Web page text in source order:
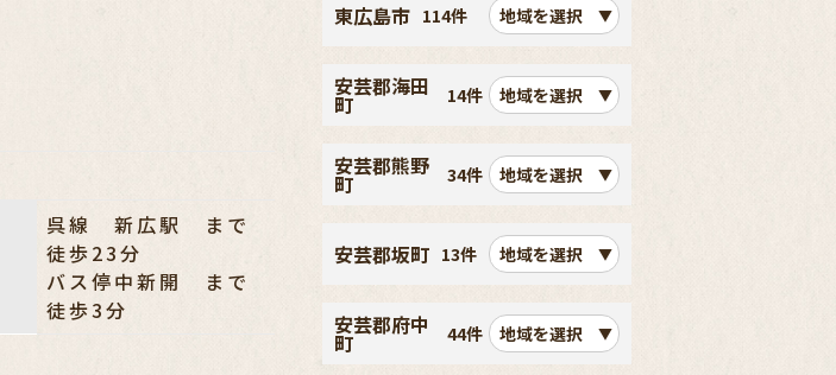
呉線 新広駅 まで
徒歩23分
バス停中新開 まで
徒歩3分
東広島市 114件 地域を選択
安芸郡海田
町 14件 地域を選択
安芸郡熊野
町 34件 地域を選択
安芸郡坂町 13件 地域を選択
安芸郡府中
町 44件 地域を選択